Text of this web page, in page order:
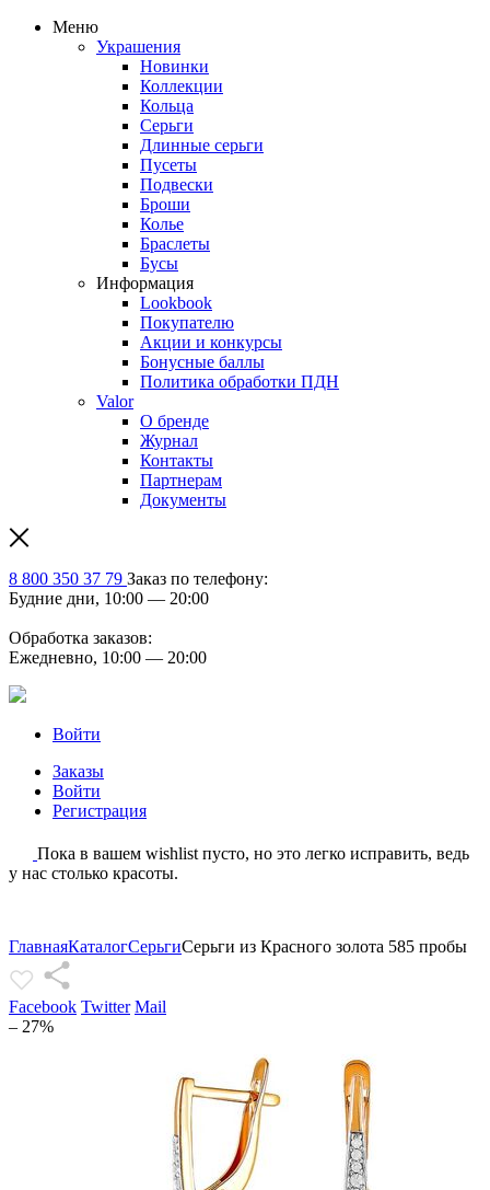
Меню
Украшения
Новинки
Коллекции
Кольца
Серьги
Длинные серьги
Пусеты
Подвески
Броши
Колье
Браслеты
Бусы
Информация
Lookbook
Покупателю
Акции и конкурсы
Бонусные баллы
Политика обработки ПДН
Valor
О бренде
Журнал
Контакты
Партнерам
Документы
8 800 350 37 79 Заказ по телефону:
Будние дни, 10:00 — 20:00
Обработка заказов:
Ежедневно, 10:00 — 20:00
Войти
Заказы
Войти
Регистрация
Пока в вашем wishlist пусто, но это легко исправить, ведь
у нас столько красоты.
ГлавнаяКаталогСерьгиСерьги из Красного золота 585 пробы
Facebook Twitter Mail
– 27%